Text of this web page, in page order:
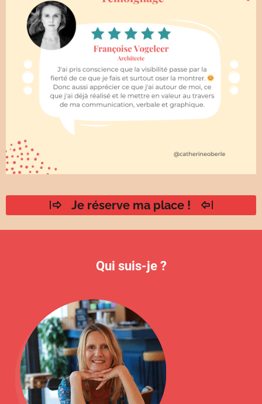
Je réserve ma place !
Qui suis-je ?